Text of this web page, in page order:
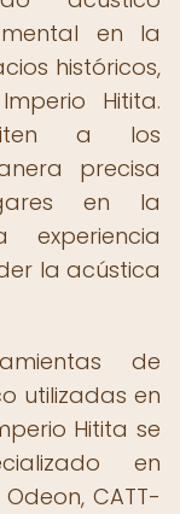
en la
históricos,
Hitita.
a los
precisa
en la
experiencia
la acústica
de
utilizadas en
Hitita se
en
CATT-